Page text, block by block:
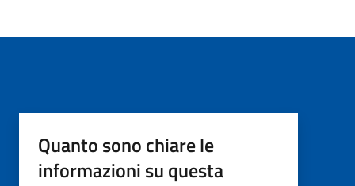
Quanto sono chiare le
informazioni su questa